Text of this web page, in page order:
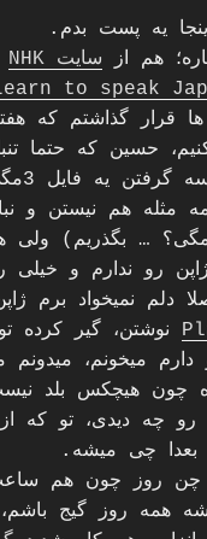
یه پست بدم.
هم از سایت NHK
to speak
قرار گذاشتم که
کنیم، حسین که حتما
نمیاد و
مثله هم نیستن و
داشت ولی دیگه یه فایل 3مگی؟ …
رو ندارم و خیلی
دلم نمیخواد برم
نوشتن، گیر کرده
میخونم،
چون هیچکس بلد
رو چه دیدی، تو که از
بعدا چی میشه.
چن روز چون هم
همه روز گیج